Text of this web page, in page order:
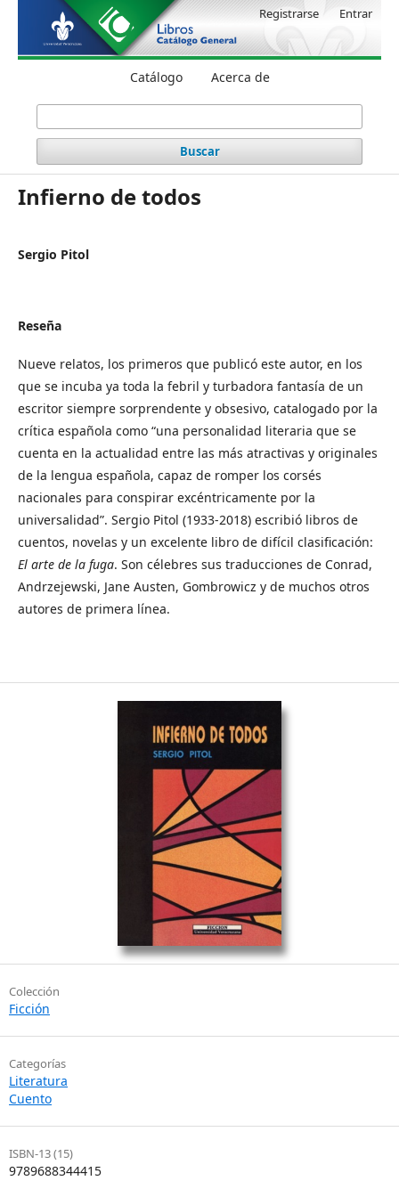
Catálogo Acerca de
Buscar
Registrarse Entrar
Infierno de todos
Sergio Pitol
Reseña
Nueve relatos, los primeros que publicó este autor, en los
que se incuba ya toda la febril y turbadora fantasía de un
escritor siempre sorprendente y obsesivo, catalogado por la
crítica española como “una personalidad literaria que se
cuenta en la actualidad entre las más atractivas y originales
de la lengua española, capaz de romper los corsés
nacionales para conspirar excéntricamente por la
universalidad”. Sergio Pitol (1933-2018) escribió libros de
cuentos, novelas y un excelente libro de difícil clasificación:
El arte de la fuga. Son célebres sus traducciones de Conrad,
Andrzejewski, Jane Austen, Gombrowicz y de muchos otros
autores de primera línea.
Colección
Ficción
Categorías
Literatura
Cuento
ISBN-13 (15)
9789688344415